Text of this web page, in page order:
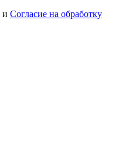
и Согласие на обработку